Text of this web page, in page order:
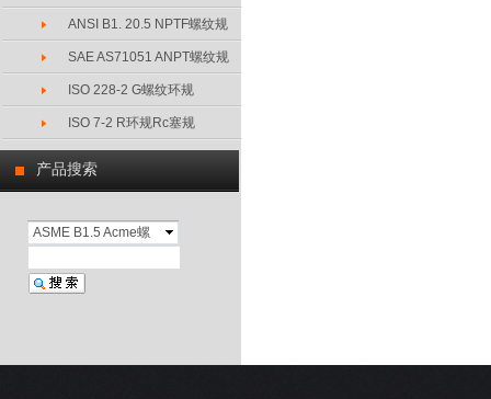
产品搜索
ASME B1.5 Acme螺
纹规工厂
ANSI B1. 20.5 NPTF螺纹规
SAE AS71051 ANPT螺纹规
ISO 228-2 G螺纹环规
ISO 7-2 R环规Rc塞规